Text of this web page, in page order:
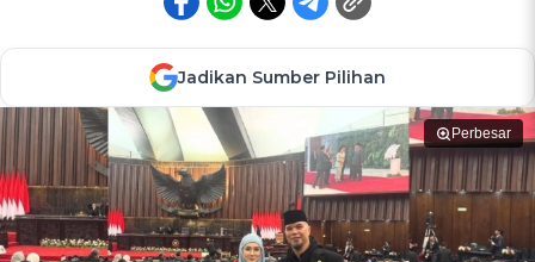
Jadikan Sumber Pilihan
Perbesar